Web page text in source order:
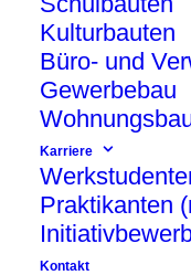
Kulturbauten
Büro- und
Gewerbebau
Karriere
Praktikanten
Kontakt
Die
ist Teil des
beschleunigter